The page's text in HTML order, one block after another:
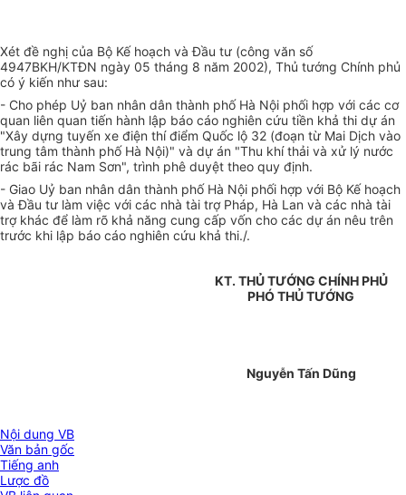
Xét đề nghị của Bộ Kế hoạch và Đầu tư (công văn số
4947BKH/KTĐN ngày 05 tháng 8 năm 2002), Thủ tướng Chính phủ
có ý kiến như sau:
- Cho phép Uỷ ban nhân dân thành phố Hà Nội phối hợp với các cơ
quan liên quan tiến hành lập báo cáo nghiên cứu tiền khả thi dự án
"Xây dựng tuyến xe điện thí điểm Quốc lộ 32 (đoạn từ Mai Dịch vào
trung tâm thành phố Hà Nội)" và dự án "Thu khí thải và xử lý nước
rác bãi rác Nam Sơn", trình phê duyệt theo quy định.
- Giao Uỷ ban nhân dân thành phố Hà Nội phối hợp với Bộ Kế hoạch
và Đầu tư làm việc với các nhà tài trợ Pháp, Hà Lan và các nhà tài
trợ khác để làm rõ khả năng cung cấp vốn cho các dự án nêu trên
trước khi lập báo cáo nghiên cứu khả thi./.
KT. THỦ TƯỚNG CHÍNH PHỦ
PHÓ THỦ TƯỚNG
Nguyễn Tấn Dũng
Nội dung VB
Văn bản gốc
Tiếng anh
Lược đồ